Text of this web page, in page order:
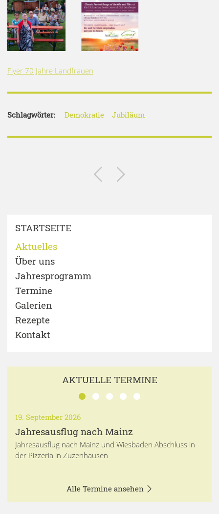
Flyer 70 Jahre Landfrauen
Schlagwörter: Demokratie Jubiläum
STARTSEITE
Aktuelles
Über uns
Jahresprogramm
Termine
Galerien
Rezepte
Kontakt
AKTUELLE TERMINE
19. September 2026
Jahresausflug nach Mainz
Jahresausflug nach Mainz und Wiesbaden Abschluss in
der Pizzeria in Zuzenhausen
Alle Termine ansehen